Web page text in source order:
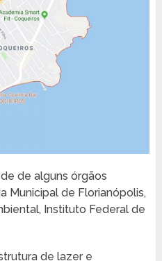
de alguns órgãos
Municipal de Florianópolis,
Instituto Federal de
de lazer e